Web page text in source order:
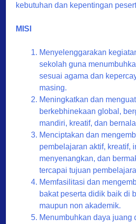
kebutuhan dan kepentingan
MISI
Menyelenggarakan
sekolah guna
sesuai agama dan
masing.
Meningkatkan dan
berkebhinekaan global,
mandiri, kreatif, dan
Menciptakan dan
pembelajaran aktif, kreatif,
menyenangkan, dan
tercapai tujuan
Memfasilitasi dan
bakat peserta didik baik di
maupun non akademik.
Menumbuhkan daya juang